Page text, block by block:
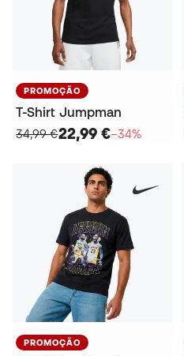
PROMOÇÃO
T-Shirt Jumpman
34,99 €22,99 €−34%
PROMOÇÃO